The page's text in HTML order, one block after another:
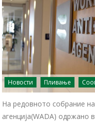
Новости Пливање
На редовното собрание
агенција(WADA) одржано